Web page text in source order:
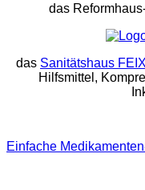
das
das Sanitätshaus FEIX
Hilfsmittel,
Einfache